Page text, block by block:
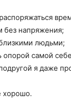
без напряжения;
людьми;
опорой самой
я даже
хорошо.